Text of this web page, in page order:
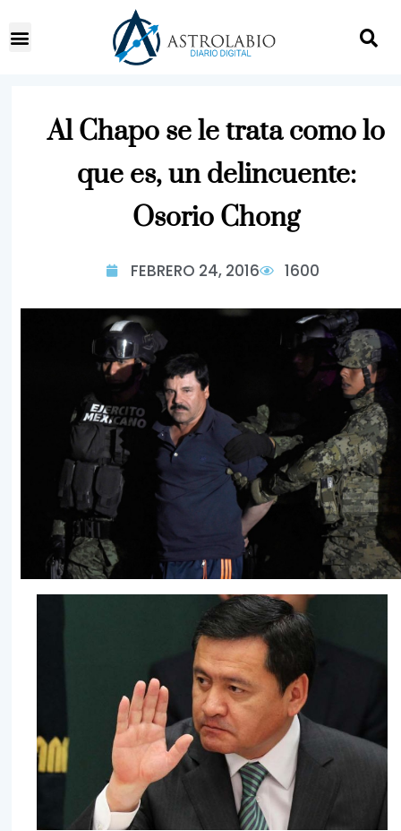
Al Chapo se le trata como lo
que es, un delincuente:
Osorio Chong
FEBRERO 24, 2016 1600